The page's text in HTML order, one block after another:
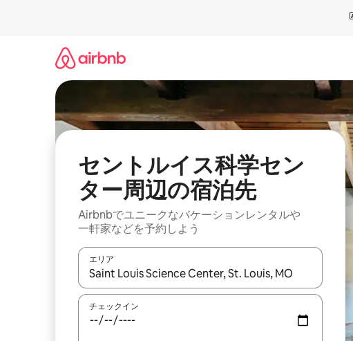
セントルイス科学セン
ター⁠周⁠辺⁠の宿⁠泊⁠先
Airbnbでユニークなバ⁠ケ⁠ー⁠シ⁠ョ⁠ンレ⁠ン⁠タ⁠ルや
一⁠軒⁠家な⁠ど⁠を予⁠約⁠し⁠よ⁠う
エリア
検索結果が表示されたら、上下の矢印キーを使って移動す
チェックイン